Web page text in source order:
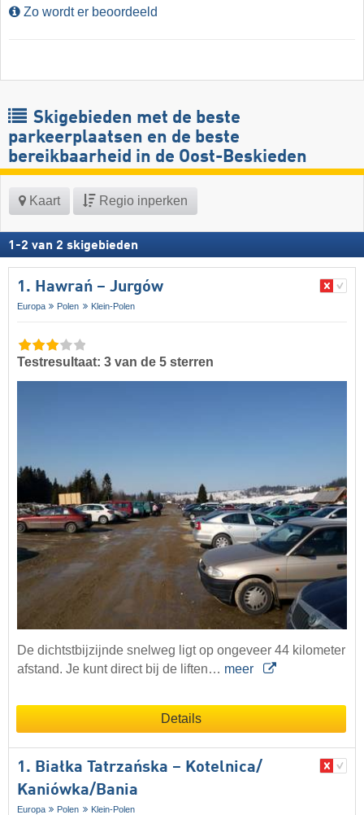
Zo wordt er beoordeeld
Skigebieden met de beste
parkeerplaatsen en de beste
bereikbaarheid in de Oost-Beskieden
Kaart Regio inperken
1 -2 van 2 skigebieden
1. Hawrań – Jurgów
Europa Polen Klein-Polen
Testresultaat: 3 van de 5 sterren
De dichtstbijzijnde snelweg ligt op ongeveer 44 kilometer
afstand. Je kunt direct bij de liften… meer
Details
1. Białka Tatrzańska – Kotelnica/​
Kaniówka/​Bania
Europa Polen Klein-Polen